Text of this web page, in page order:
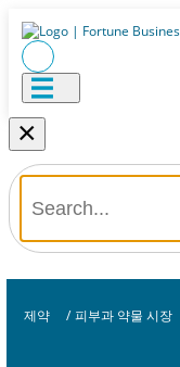
×
제약 / 피부과 약물 시장